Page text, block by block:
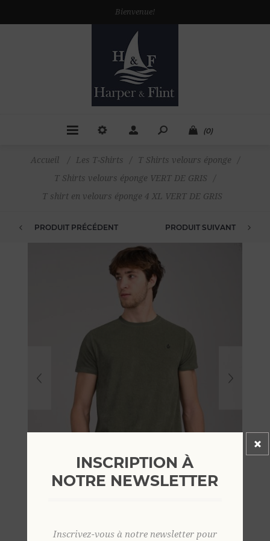
Bienvenue!
(0)
Accueil / Les T-Shirts / T Shirts velours éponge
/
T Shirts velours éponge VERT DE GRIS
/
T shirt en velours éponge 4 XL VERT DE GRIS
PRODUIT PRÉCÉDENT PRODUIT SUIVANT
INSCRIPTION À
NOTRE NEWSLETTER
Inscrivez-vous à notre newsletter pour